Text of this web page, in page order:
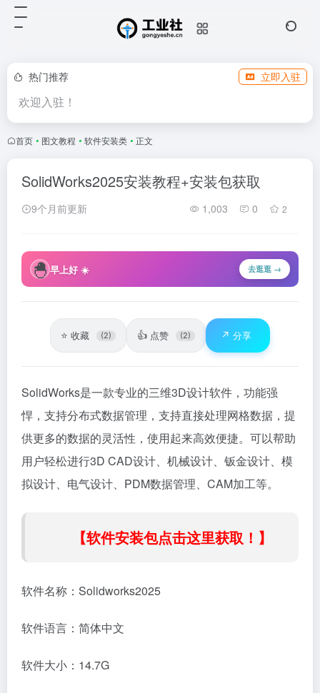
热门推荐 立即入驻
欢迎入驻！
首页 • 图文教程 • 软件安装类 • 正文
SolidWorks2025安装教程+安装包获取
9个月前更新 1,003 0 2
🐣早上好 ☀️ 去逛逛 →
⭐ 收藏 (2) 👍 点赞 (2) ↗️ 分享
SolidWorks是一款专业的三维3D设计软件，功能强
悍，支持分布式数据管理，支持直接处理网格数据，提
供更多的数据的灵活性，使用起来高效便捷。可以帮助
用户轻松进行3D CAD设计、机械设计、钣金设计、模
拟设计、电气设计、PDM数据管理、CAM加工等。
【软件安装包点击这里获取！】
软件名称：Solidworks2025
软件语言：简体中文
软件大小：14.7G